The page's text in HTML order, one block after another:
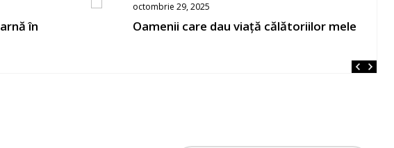
în
octombrie 29, 2025
Oamenii care dau viață călătoriilor mele